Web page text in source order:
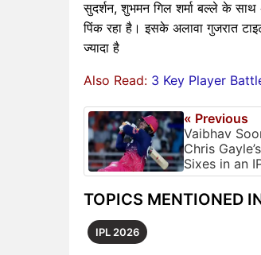
सुदर्शन, शुभमन गिल शर्मा बल्ले के साथ
पिंक रहा है। इसके अलावा गुजरात
ज्यादा है
Also Read: 3 Key Player
« Previous
Vaibhav
Chris
Sixes in an
TOPICS MENTIONED
IPL 2026